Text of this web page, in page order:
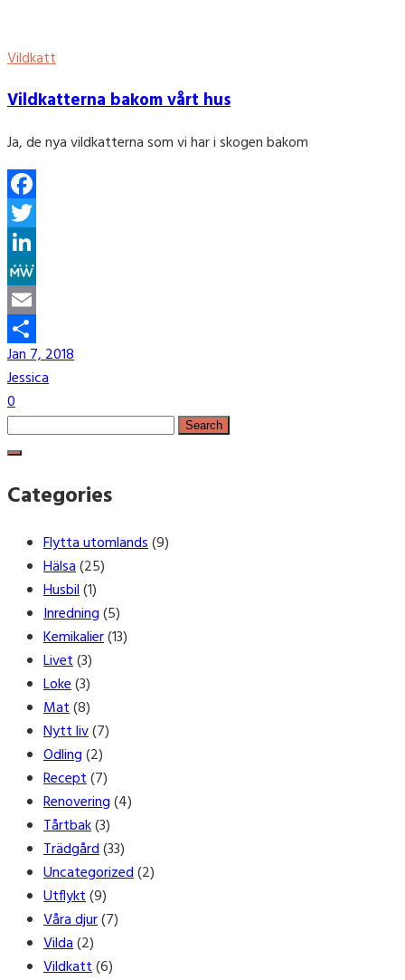
Vildkatt
Vildkatterna bakom vårt hus
Ja, de nya vildkatterna som vi har i skogen bakom
Facebook
Twitter
LinkedIn
MeWe
Email
Share
Jan 7, 2018
Jessica
0
Search
for:
Categories
Flytta utomlands(9)
Hälsa(25)
Husbil(1)
Inredning(5)
Kemikalier(13)
Livet(3)
Loke(3)
Mat(8)
Nytt liv(7)
Odling(2)
Recept(7)
Renovering(4)
Tårtbak(3)
Trädgård(33)
Uncategorized(2)
Utflykt(9)
Våra djur(7)
Vilda(2)
Vildkatt(6)